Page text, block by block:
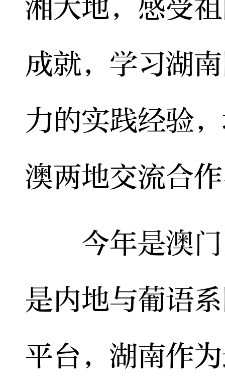
湘大地，感受
成就，学习湖
力的实践经验
澳两地交流合
今年是澳门
是内地与葡语
平台，湖南作